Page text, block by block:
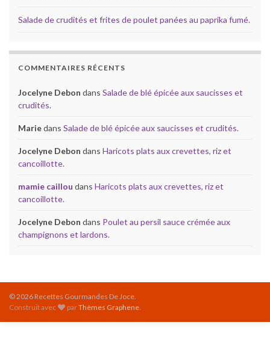
Salade de crudités et frites de poulet panées au paprika fumé.
COMMENTAIRES RÉCENTS
Jocelyne Debon dans Salade de blé épicée aux saucisses et
crudités.
Mariedans Salade de blé épicée aux saucisses et crudités.
Jocelyne Debon dans Haricots plats aux crevettes, riz et
cancoillotte.
mamie caillou dans Haricots plats aux crevettes, riz et
cancoillotte.
Jocelyne Debon dans Poulet au persil sauce crémée aux
champignons et lardons.
© 2026 Recettes Gourmandes De Joce.
Construit avec
parThèmes Graphene